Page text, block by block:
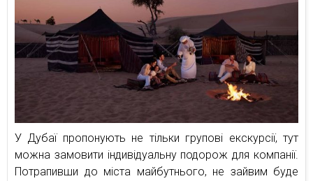
У Дубаї пропонують не тільки групові екскурсії, тут
можна замовити індивідуальну подорож для компанії.
Потрапивши до міста майбутнього, не зайвим буде